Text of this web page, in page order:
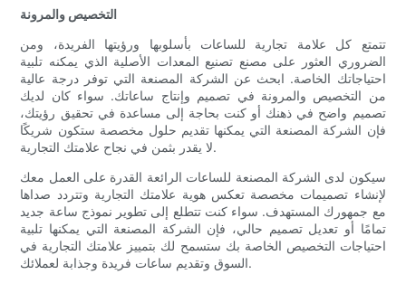
التخصيص والمرونة
تتمتع كل علامة تجارية للساعات بأسلوبها ورؤيتها الفريدة، ومن
الضروري العثور على مصنع تصنيع المعدات الأصلية الذي يمكنه تلبية
احتياجاتك الخاصة. ابحث عن الشركة المصنعة التي توفر درجة عالية
من التخصيص والمرونة في تصميم وإنتاج ساعاتك. سواء كان لديك
تصميم واضح في ذهنك أو كنت بحاجة إلى مساعدة في تحقيق رؤيتك،
فإن الشركة المصنعة التي يمكنها تقديم حلول مخصصة ستكون شريكًا
لا يقدر بثمن في نجاح علامتك التجارية.
سيكون لدى الشركة المصنعة للساعات الرائعة القدرة على العمل معك
لإنشاء تصميمات مخصصة تعكس هوية علامتك التجارية وتتردد صداها
مع جمهورك المستهدف. سواء كنت تتطلع إلى تطوير نموذج ساعة جديد
تمامًا أو تعديل تصميم حالي، فإن الشركة المصنعة التي يمكنها تلبية
احتياجات التخصيص الخاصة بك ستسمح لك بتمييز علامتك التجارية في
السوق وتقديم ساعات فريدة وجذابة لعملائك.